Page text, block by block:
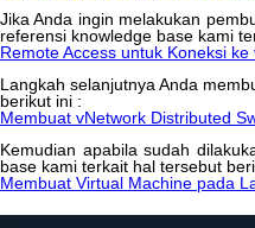
Jika Anda ingin melakukan
referensi knowledge base kami
RemoteAccess untuk Koneksi ke
Langkah selanjutnya Anda
berikut ini :
Membuat vNetwork Distributed
Kemudian apabila sudah
base kami terkait hal tersebut
Membuat Virtual Machine pada